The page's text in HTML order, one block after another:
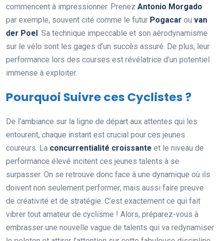
commencent à impressionner. Prenez Antonio Morgado
par exemple, souvent cité comme le futur Pogacar ou van
der Poel. Sa technique impeccable et son aérodynamisme
sur le vélo sont les gages d’un succès assuré. De plus, leur
performance lors des courses est révélatrice d’un potentiel
immense à exploiter.
Pourquoi Suivre ces Cyclistes ?
De l’ambiance sur la ligne de départ aux attentes qui les
entourent, chaque instant est crucial pour ces jeunes
coureurs. La concurrentialité croissante et le niveau de
performance élevé incitent ces jeunes talents à se
surpasser. On se retrouve donc face à une dynamique où ils
doivent non seulement performer, mais aussi faire preuve
de créativité et de stratégie. C’est exactement ce qui fait
vibrer tout amateur de cyclisme ! Alors, préparez-vous à
embrasser une nouvelle vague de talents qui va redynamiser